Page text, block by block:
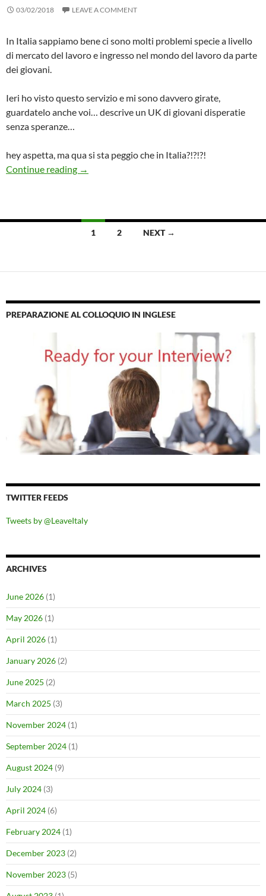
03/02/2018 LEAVE A COMMENT
In Italia sappiamo bene ci sono molti problemi specie a livello
di mercato del lavoro e ingresso nel mondo del lavoro da parte
dei giovani.
Ieri ho visto questo servizio e mi sono davvero girate,
guardatelo anche voi… descrive un UK di giovani disperatie
senza speranze…
hey aspetta, ma qua si sta peggio che in Italia?!?!?!
Continue reading Generation Screwed – I giovani Inglesi senza
→
1 2 NEXT →
PREPARAZIONE AL COLLOQUIO IN INGLESE
TWITTER FEEDS
Tweets by @LeaveItaly
ARCHIVES
June 2026 (1)
May 2026 (1)
April 2026 (1)
January 2026 (2)
June 2025 (2)
March 2025 (3)
November 2024 (1)
September 2024 (1)
August 2024 (9)
July 2024 (3)
April 2024 (6)
February 2024 (1)
December 2023 (2)
November 2023 (5)